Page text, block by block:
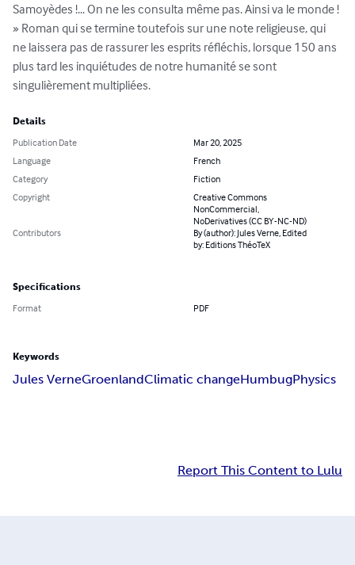
Samoyèdes !... On ne les consulta même pas. Ainsi va le monde !
» Roman qui se termine toutefois sur une note religieuse, qui
ne laissera pas de rassurer les esprits réfléchis, lorsque 150 ans
plus tard les inquiétudes de notre humanité se sont
singulièrement multipliées.
Details
Publication Date
Mar 20, 2025
Language
French
Category
Fiction
Copyright
Creative Commons
NonCommercial,
NoDerivatives (CC BY-NC-ND)
Contributors
By (author): Jules Verne, Edited
by: Editions ThéoTeX
Specifications
Format PDF
Keywords
Jules VerneGroenlandClimatic changeHumbugPhysics
Report This Content to Lulu